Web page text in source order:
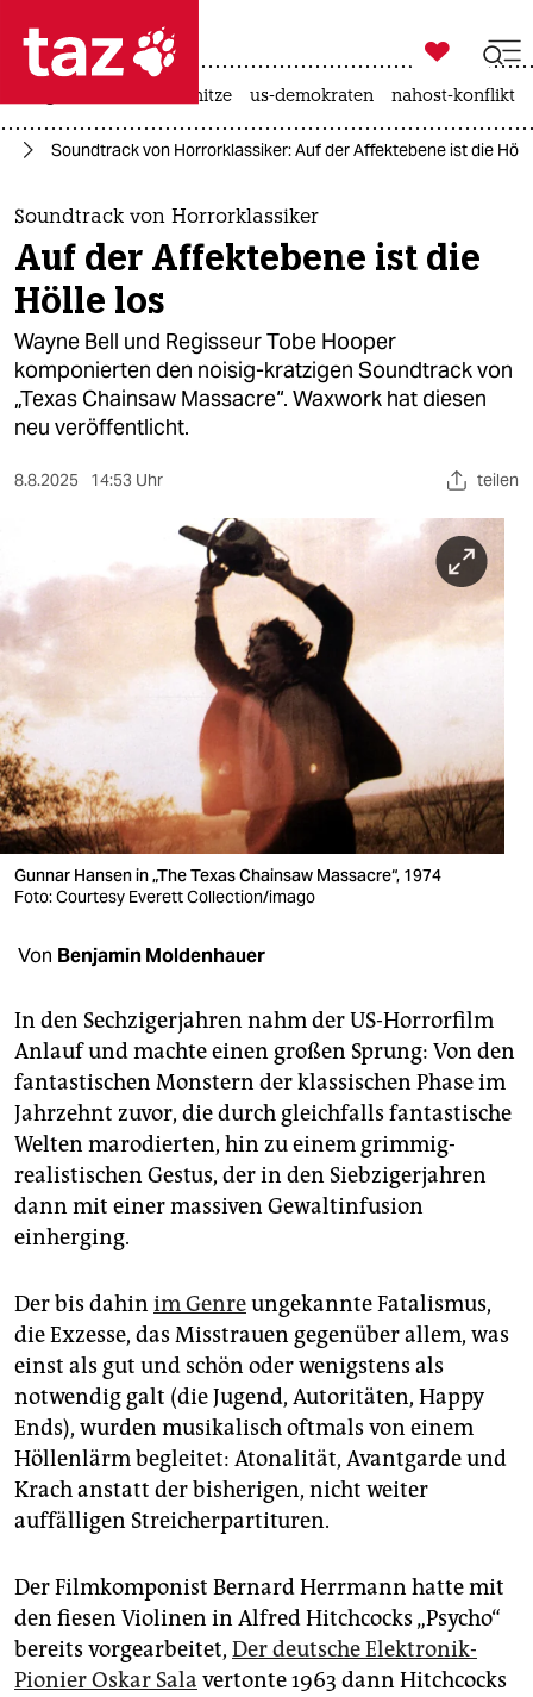
 taz zahl ich
taz zahl ich
themen
politik
öko
gesellschaft
kultur
sport
nord
wahrheit
verlag
verlag
veranstaltungen
shop
fragen & hilfe
genossenschaft
epaper login

taz zahl ich
hitze us-demokraten nahost-konflikt
Soundtrack von Horrorklassiker: Auf der Affektebene ist die
Soundtrack von Horrorklassiker
Auf der Affektebene ist die
Hölle los
Wayne Bell und Regisseur Tobe Hooper
komponierten den noisig-kratzigen Soundtrack von
„Texas Chainsaw Massacre“. Waxwork hat diesen
neu veröffentlicht.
8.8.2025 14:53 Uhr teilen
Gunnar Hansen in „The Texas Chainsaw Massacre“, 1974
Foto: Courtesy Everett Collection/imago
Von Benjamin Moldenhauer
In den Sechzigerjahren nahm der US-Horrorfilm
Anlauf und machte einen großen Sprung: Von den
fantastischen Monstern der klassischen Phase im
Jahrzehnt zuvor, die durch gleichfalls fantastische
Welten marodierten, hin zu einem grimmig-
realistischen Gestus, der in den Siebzigerjahren
dann mit einer massiven Gewaltinfusion
einherging.
Der bis dahin im Genreungekannte Fatalismus,
die Exzesse, das Misstrauen gegenüber allem, was
einst als gut und schön oder wenigstens als
notwendig galt (die Jugend, Autoritäten, Happy
Ends), wurden musikalisch oftmals von einem
Höllenlärm begleitet: Atonalität, Avantgarde und
Krach anstatt der bisherigen, nicht weiter
auffälligen Streicherpartituren.
Der Filmkomponist Bernard Herrmann hatte mit
den fiesen Violinen in Alfred Hitchcocks „Psycho“
bereits vorgearbeitet, Der deutsche Elektronik-
Pionier Oskar Sala vertonte 1963 dann Hitchcocks